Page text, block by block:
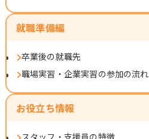
就職準備編
卒業後の就職先
職場実習・企業実習の参加の流れ
お役立ち情報
スタッフ・支援員の特徴